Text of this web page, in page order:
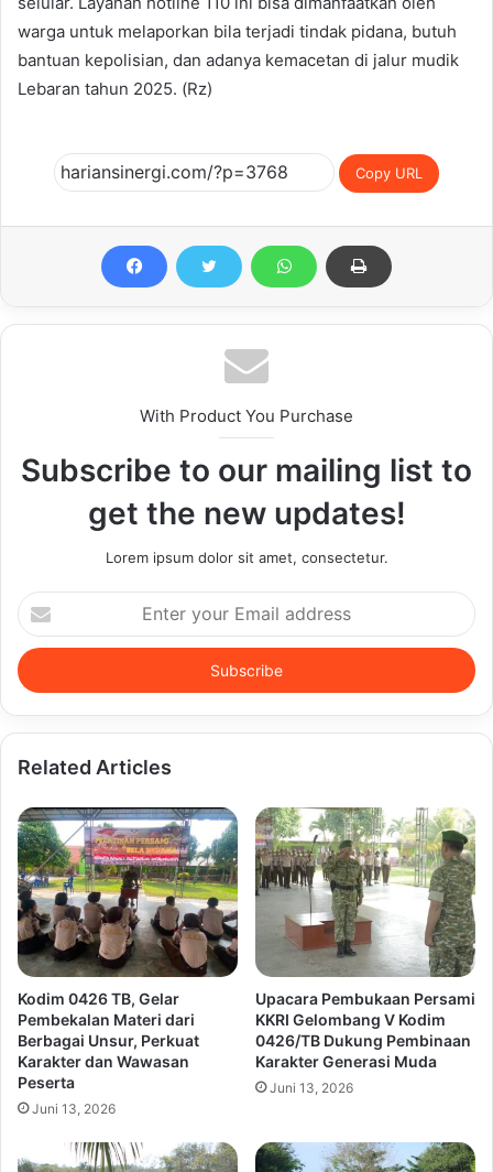
warga untuk melaporkan bila terjadi tindak pidana, butuh
bantuan kepolisian, dan adanya kemacetan di jalur mudik
Lebaran tahun 2025. (Rz)
Copy URL
With Product You Purchase
Subscribe to our mailing list to
get the new updates!
Lorem ipsum dolor sit amet, consectetur.
Enter
your
Email
address
Related Articles
Kodim 0426 TB, Gelar
Pembekalan Materi dari
Berbagai Unsur, Perkuat
Karakter dan Wawasan
Peserta
Juni 13, 2026
Upacara Pembukaan Persami
KKRI Gelombang V Kodim
0426/TB Dukung Pembinaan
Karakter Generasi Muda
Juni 13, 2026